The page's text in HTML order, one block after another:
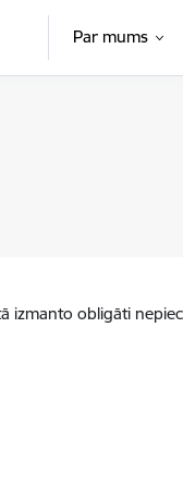
Par mums
izmanto obligāti